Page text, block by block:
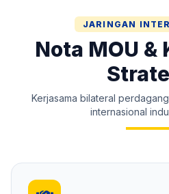
JARINGAN
Nota MOU &
Kerjasama bilateral
internasional